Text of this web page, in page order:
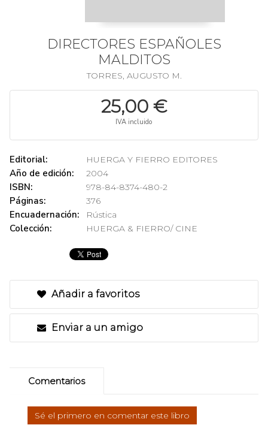
DIRECTORES ESPAÑOLES
MALDITOS
TORRES, AUGUSTO M.
25,00 €
IVA incluido
Editorial: HUERGA Y FIERRO EDITORES
Año de edición: 2004
ISBN: 978-84-8374-480-2
Páginas: 376
Encuadernación: Rústica
Colección: HUERGA & FIERRO/ CINE
Añadir a favoritos
Enviar a un amigo
Comentarios
Sé el primero en comentar este libro